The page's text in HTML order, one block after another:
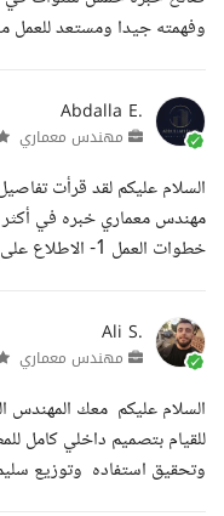
وفهمته جيدا ومستعد للعمل
Abdalla E.
مهندس معماري
السلام عليكم لقد قرأت
خطوات العمل 1- الاطلاع على المخطط المع...
Ali S.
مهندس معماري
السلام عليكم معك المهندس
للقيام بتصميم داخلي كامل
وتحقيق استفاده وتوزيع